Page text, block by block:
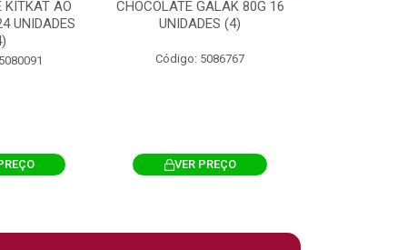
KITKAT AO
UNIDADES
CHOCOLATE GALAK 80G 16
UNIDADES (4)
Código: 5086767
VER PREÇO